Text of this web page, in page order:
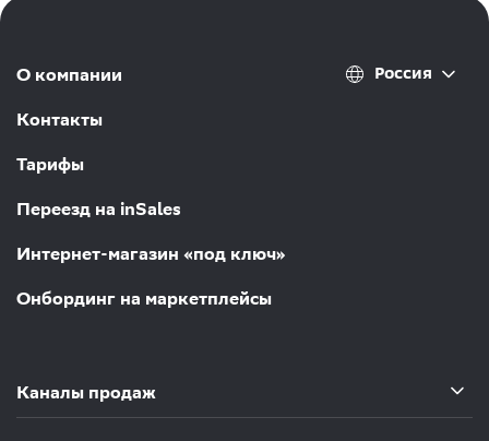
О компании
Контакты
Тарифы
Переезд на inSales
Интернет-магазин «под ключ»
Онбординг на маркетплейсы
Россия
Каналы продаж